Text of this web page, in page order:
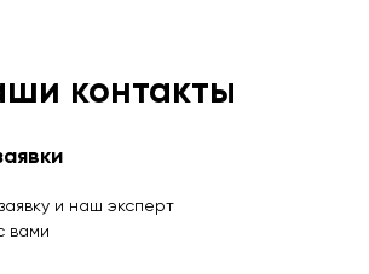
контакты
и наш эксперт
вами